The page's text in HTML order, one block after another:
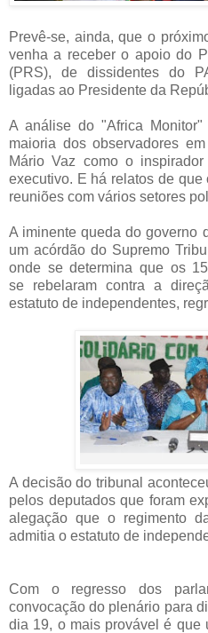
Prevê-se, ainda, que o
venha a receber o apoio do
(PRS), de dissidentes do
ligadas ao Presidente da
A análise do "Africa
maioria dos observadores
Mário Vaz como o
executivo. E há relatos de
reuniões com vários setores
A iminente queda do governo
um acórdão do Supremo
onde se determina que os
se rebelaram contra a
estatuto de independentes,
A decisão do tribunal
pelos deputados que foram
alegação que o regimento
admitia o estatuto de
Com o regresso dos
convocação do plenário para
dia 19, o mais provável é que